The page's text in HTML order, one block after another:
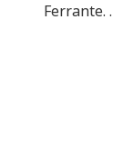
Ferrante. .